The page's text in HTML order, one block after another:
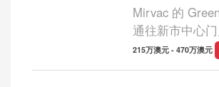
Mirvac 的
通往新市中心
开发项目包括三
- The Frederick
215万澳元 - 470万澳元